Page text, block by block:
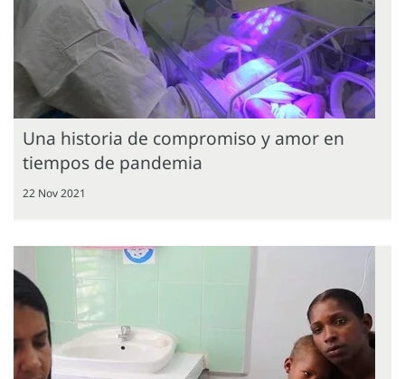
Una historia de compromiso y amor en
tiempos de pandemia
22 Nov 2021